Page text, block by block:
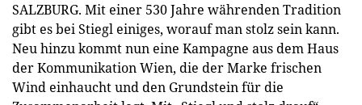
SALZBURG. Mit einer 530 Jahre währenden Tradition
gibt es bei Stiegl einiges, worauf man stolz sein kann.
Neu hinzu kommt nun eine Kampagne aus dem Haus
der Kommunikation Wien, die der Marke frischen
Wind einhaucht und den Grundstein für die